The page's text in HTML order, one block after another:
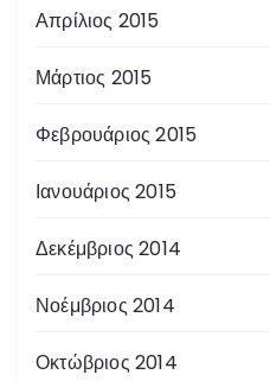
Απρίλιος 2015
Μάρτιος 2015
Φεβρουάριος 2015
Ιανουάριος 2015
Δεκέμβριος 2014
Νοέμβριος 2014
Οκτώβριος 2014